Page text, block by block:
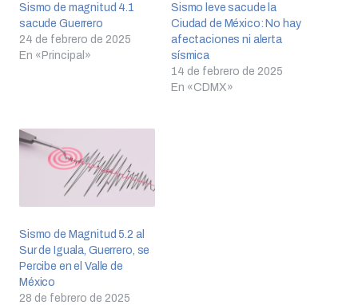
Sismo de magnitud 4.1
sacude Guerrero
24 de febrero de 2025
En «Principal»
Sismo leve sacude la
Ciudad de México: No hay
afectaciones ni alerta
sísmica
14 de febrero de 2025
En «CDMX»
Sismo de Magnitud 5.2 al
Sur de Iguala, Guerrero, se
Percibe en el Valle de
México
28 de febrero de 2025